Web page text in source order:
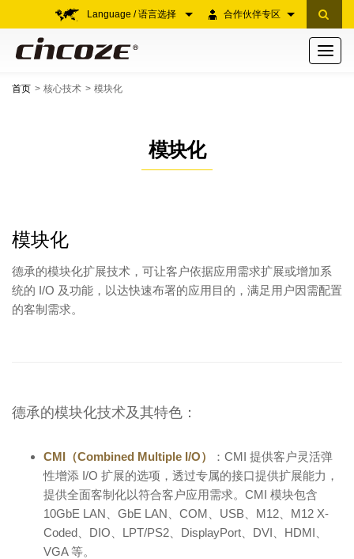
合作伙伴专区
Language / 语言选择
Toggle
首页 核心技术 模块化
模块化
模块化
德承的模块化扩展技术，可让客户依据应用需求扩展或增加系
统的 I/O 及功能，以达快速布署的应用目的，满足用户因需配置
的客制需求。
德承的模块化技术及其特色：
CMI（Combined Multiple I/O）
：CMI 提供客户灵活弹
性增添 I/O 扩展的选项，透过专属的接口提供扩展能力，
提供全面客制化以符合客户应用需求。CMI 模块包含
10GbE LAN、GbE LAN、COM、USB、M12、M12 X-
Coded、DIO、LPT/PS2、DisplayPort、DVI、HDMI、
VGA 等。